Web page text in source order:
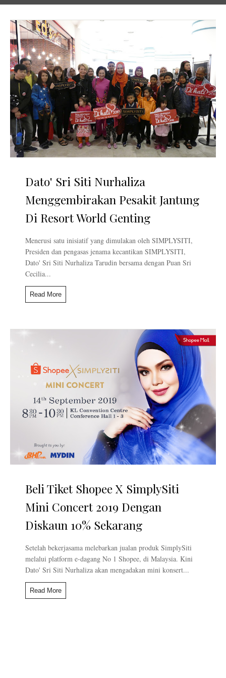
Dato' Sri Siti Nurhaliza
Menggembirakan Pesakit Jantung
Di Resort World Genting
Menerusi satu inisiatif yang dimulakan oleh SIMPLYSITI,
Presiden dan pengasas jenama kecantikan SIMPLYSITI,
Dato' Sri Siti Nurhaliza Tarudin bersama dengan Puan Sri
Cecilia...
Read More
Beli Tiket Shopee X SimplySiti
Mini Concert 2019 Dengan
Diskaun 10% Sekarang
Setelah bekerjasama melebarkan jualan produk SimplySiti
melalui platform e-dagang No 1 Shopee, di Malaysia. Kini
Dato' Sri Siti Nurhaliza akan mengadakan mini konsert...
Read More